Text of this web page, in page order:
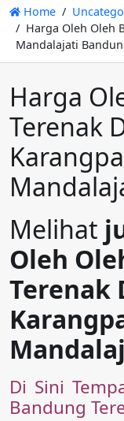
Home
Harga Oleh Oleh
Mandalajati
Harga
Terenak
Melihat
Oleh
Terenak
Di Sini
Bandung